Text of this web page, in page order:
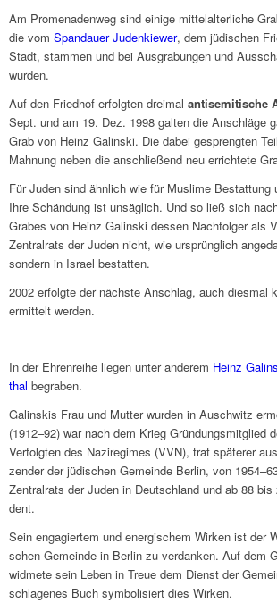
Am Prome­na­den­weg sind einige mittel­al­ter­li­che
die vom Span­dauer Juden­kie­wer, dem jüdi­schen
Stadt, stam­men und bei Ausgra­bun­gen und
wurden.
Auf den Fried­hof erfolg­ten drei­mal anti­se­mi­ti­sche
Sept. und am 19. Dez. 1998 galten die Anschläge
Grab von Heinz Galin­ski. Die dabei gespreng­ten
Mahnung neben die anschlie­ßend neu errich­tete
Für Juden sind ähnlich wie für Muslime Bestat­tung
Ihre Schän­dung ist unsäg­lich. Und so ließ sich
Grabes von Heinz Galin­ski dessen Nach­fol­ger als
Zentral­rats der Juden nicht, wie ursprüng­lich
sondern in Israel bestat­ten.
2002 erfolgte der näch­ste Anschlag, auch dies­mal
ermit­telt werden.
In der Ehren­reihe liegen unter ande­rem Heinz
thal begra­ben.
Galinskis Frau und Mutter wurden in Ausch­witz
(1912–92) war nach dem Krieg Grün­dungs­mit­glied
Verfolg­ten des Nazi­re­gimes (VVN), trat späte­rer
zen­der der jüdi­schen Gemeinde Berlin, von
Zentral­rats der Juden in Deutsch­land und ab 88
dent.
Sein enga­gier­tem und ener­gi­schem Wirken ist der
schen Gemeinde in Berlin zu verdan­ken. Auf dem
widmete sein Leben in Treue dem Dienst der
schla­ge­nes Buch symbo­li­siert dies Wirken.